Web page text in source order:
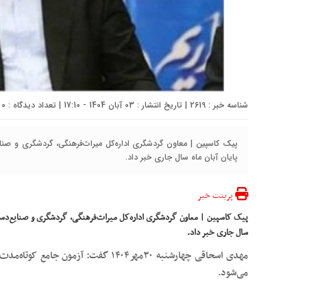
شناسه خبر : 2619 | تاریخ انتشار : 03 آبان 1404 - 17:10 | تعداد دیدگاه : 0
پیک کاسپین | معاون گردشگری اداره‌کل میراث‌فرهنگی، گردشگری و
پایان آبان ماه سال جاری خبر داد.
پرینت خبر
پیک کاسپین | معاون گردشگری اداره‌کل میراث‌فرهنگی، گردشگری و صنایع‌دستی
سال جاری خبر داد.
می‌شود.